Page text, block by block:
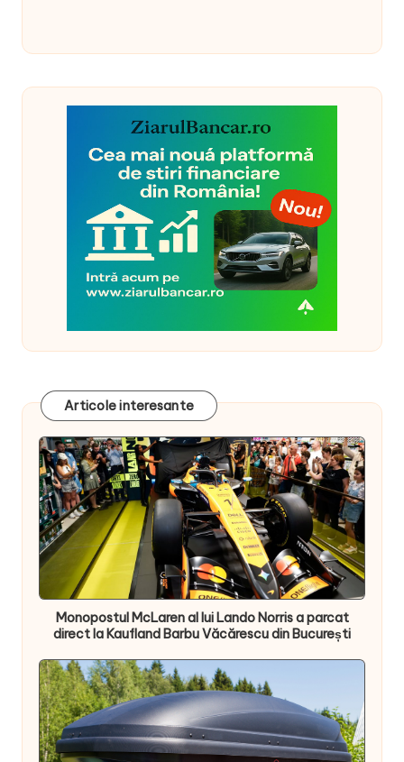
Articole interesante
Monopostul McLaren al lui Lando Norris a parcat
direct la Kaufland Barbu Văcărescu din București